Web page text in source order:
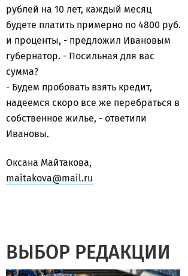
рублей на 10 лет, каждый месяц
будете платить примерно по 4800 руб.
и проценты, - предложил Ивановым
губернатор. - Посильная для вас
сумма?
- Будем пробовать взять кредит,
надеемся скоро все же перебраться в
собственное жилье, - ответили
Ивановы.
Оксана Майтакова,
maitakova@mail.ru
ВЫБОР РЕДАКЦИИ